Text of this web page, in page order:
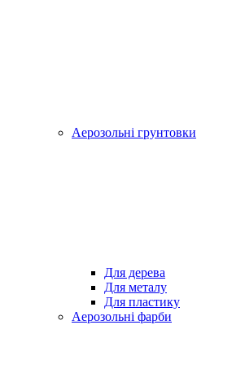
Аерозольні грунтовки
Для дерева
Для металу
Для пластику
Аерозольні фарби